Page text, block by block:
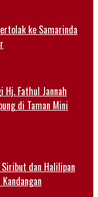
ke Samarinda
Hj. Fathul Jannah
di Taman Mini
dan Halilipan